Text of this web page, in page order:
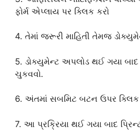
ફોર્મ એપ્લાય પર ક્લિક કરો
4. તેમાં જરૂરી માહિતી તેમજ
5. ડોક્યુમેન્ટ અપલોડ થઈ ગયા
ચુકવવો.
6. અંતમાં સબમિટ બટન ઉપર ક્લિક
7. આ પ્રક્રિયા થઈ ગયા બાદ પ્રિન્ટ